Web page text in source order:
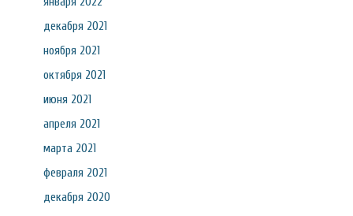
декабря 2021
ноября 2021
октября 2021
июня 2021
апреля 2021
марта 2021
февраля 2021
декабря 2020